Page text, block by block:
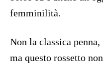
femminilità.
Non la classica
ma questo rossetto